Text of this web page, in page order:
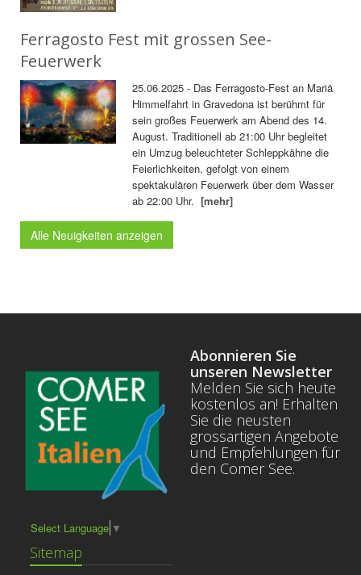
Ferragosto Fest mit grossen See-
Feuerwerk
25.06.2025 - Das Ferragosto-Fest an Mariä
Himmelfahrt in Gravedona ist berühmt für
sein großes Feuerwerk am Abend des 14.
August. Traditionell ab 21:00 Uhr begleitet
ein Umzug beleuchteter Schleppkähne die
Feierlichkeiten, gefolgt von einem
spektakulären Feuerwerk über dem Wasser
ab 22:00 Uhr.[mehr]
Alle Neuigkeiten anzeigen
Select Language ▼
Sitemap
Abonnieren Sie
unseren Newsletter
Melden Sie sich heute
kostenlos an! Erhalten
Sie die neusten
grossartigen Angebote
und Empfehlungen für
den Comer See.